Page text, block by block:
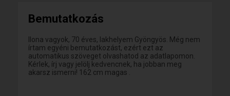
Bemutatkozás
Ilona vagyok, 70 éves, lakhelyem Gyöngyös. Még nem
írtam egyéni bemutatkozást, ezért ezt az
automatikus szöveget olvashatod az adatlapomon.
Kérlek, írj vagy jelölj kedvencnek, ha jobban meg
akarsz ismerni! 162 cm magas .